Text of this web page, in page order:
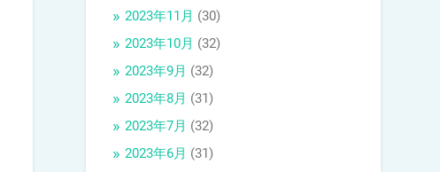
2023年11月 (30)
2023年10月 (32)
2023年9月 (32)
2023年8月 (31)
2023年7月 (32)
2023年6月 (31)